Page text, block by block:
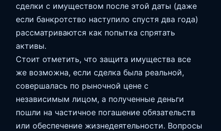
сделки с имуществом после этой даты (даже
если банкротство наступило спустя два года)
рассматриваются как попытка спрятать
активы.
Стоит отметить, что защита имущества все
же возможна, если сделка была реальной,
совершалась по рыночной цене с
независимым лицом, а полученные деньги
пошли на частичное погашение обязательств
или обеспечение жизнедеятельности. Вопросы